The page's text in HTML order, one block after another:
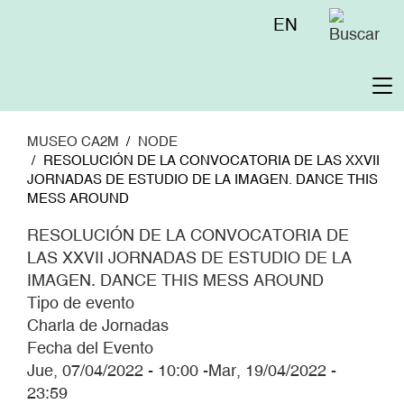
Menú
EN
MUSEO CA2M
NODE
RESOLUCIÓN DE LA CONVOCATORIA DE LAS XXVII
JORNADAS DE ESTUDIO DE LA IMAGEN. DANCE THIS
MESS AROUND
RESOLUCIÓN DE LA CONVOCATORIA DE
LAS XXVII JORNADAS DE ESTUDIO DE LA
IMAGEN. DANCE THIS MESS AROUND
Tipo de evento
Charla de Jornadas
Fecha del Evento
Jue, 07/04/2022 - 10:00 -Mar, 19/04/2022 -
23:59